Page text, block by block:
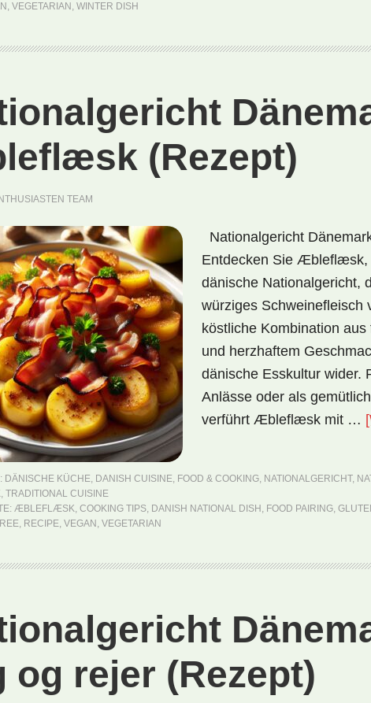
, VEGETARIAN , WINTER DISH
(Rezept)
TEAM
Nationalgericht
Entdecken Sie Æbleflæsk,
dänische Nationalgericht,
würziges Schweinefleisch
köstliche Kombination
und herzhaftem
dänische Esskultur wider.
Anlässe oder als
verführt Æbleflæsk mit …
DÄNISCHE KÜCHE, DANISH CUISINE, FOOD & COOKING, NATIONALGERICHT,
, TRADITIONAL CUISINE
ÆBLEFLÆSK, COOKING TIPS, DANISH NATIONAL DISH , FOOD PAIRING,
, RECIPE, VEGAN , VEGETARIAN
rejer (Rezept)